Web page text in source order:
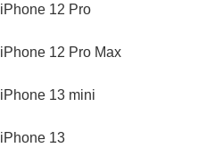
iPhone 12 Pro
iPhone 12 Pro Max
iPhone 13 mini
iPhone 13